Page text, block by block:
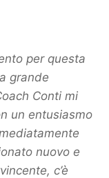
per questa
grande
Conti mi
un entusiasmo
nuovo e
c’è